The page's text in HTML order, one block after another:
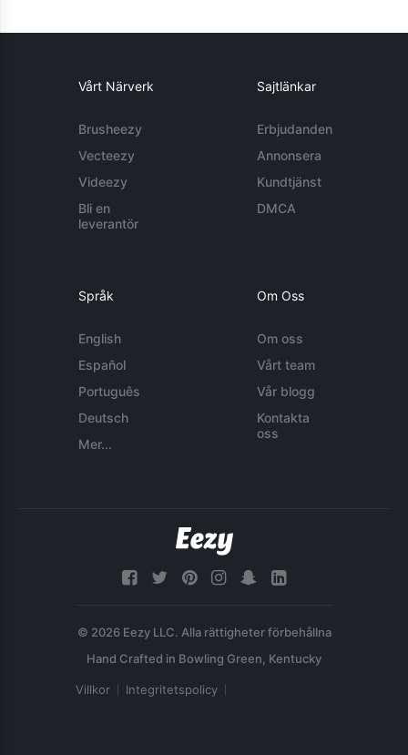
Vårt Närverk
Brusheezy
Vecteezy
Videezy
Bli en
leverantör
Sajtlänkar
Erbjudanden
Annonsera
Kundtjänst
DMCA
Språk
English
Español
Português
Deutsch
Mer...
Om Oss
Om oss
Vårt team
Vår blogg
Kontakta
oss
© 2026 Eezy LLC. Alla rättigheter förbehållna
Villkor Integritetspolicy